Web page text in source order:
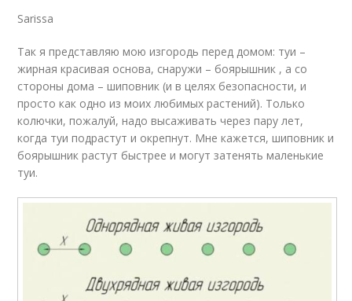
Sarissa
Так я представляю мою изгородь перед домом: туи –
жирная красивая основа, снаружи – боярышник , а со
стороны дома – шиповник (и в целях безопасности, и
просто как одно из моих любимых растений). Только
колючки, пожалуй, надо высаживать через пару лет,
когда туи подрастут и окрепнут. Мне кажется, шиповник и
боярышник растут быстрее и могут затенять маленькие
туи.